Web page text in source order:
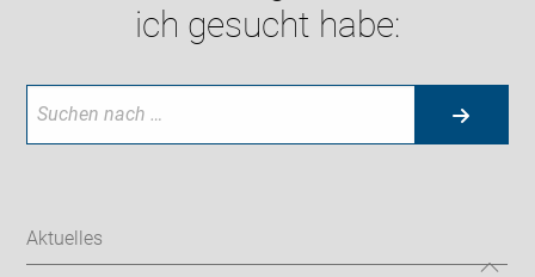
ich gesucht habe:
Aktuelles